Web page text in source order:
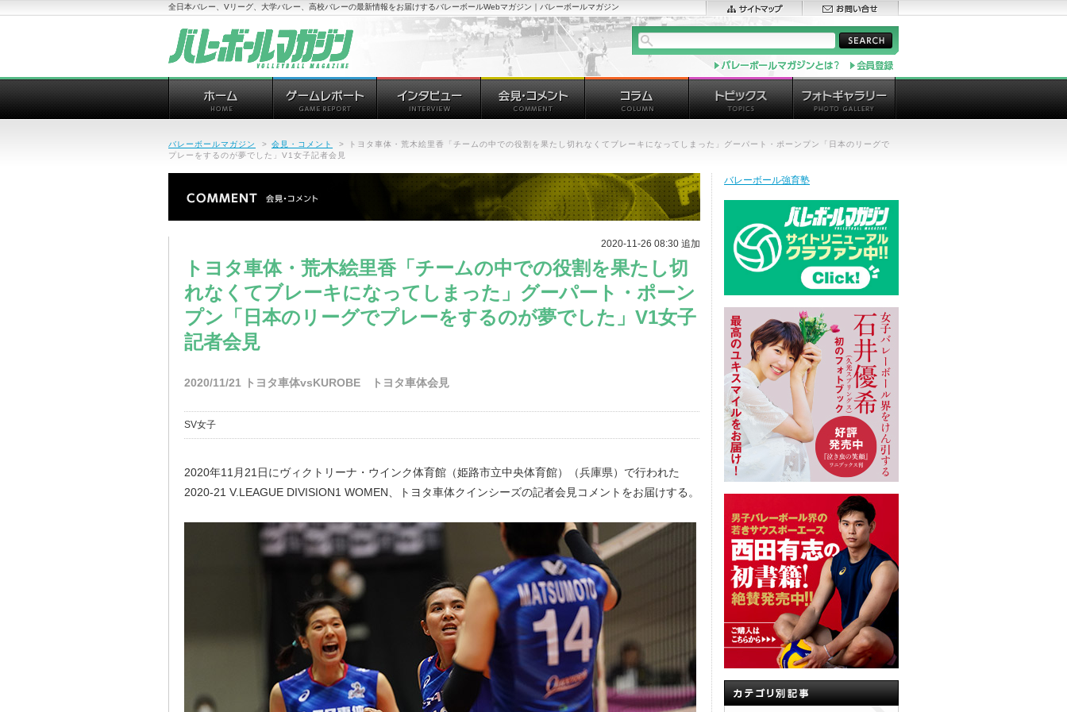
全日本バレー、Vリーグ、大学バレー、高校バレーの最新情報をお届けするバレーボールWebマガジン｜バレーボールマガジン
バレーボールマガジン > 会見・コメント >
トヨタ車体・荒木絵里香「チームの中での役割を果たし切れなくてブレーキになってしまった」グーパート・ポーンプン「日本のリーグで
プレーをするのが夢でした」V1女子記者会見
2020-11-26 08:30 追加
トヨタ車体・荒木絵里香「チームの中での役割を果たし切
れなくてブレーキになってしまった」グーパート・ポーン
プン「日本のリーグでプレーをするのが夢でした」V1女子
記者会見
2020/11/21 トヨタ車体vsKUROBE トヨタ車体会見
SV女子
2020年11月21日にヴィクトリーナ・ウインク体育館（姫路市立中央体育館）（兵庫県）で行われた
2020-21 V.LEAGUE DIVISION1 WOMEN、トヨタ車体クインシーズの記者会見コメントをお届けする。
バレーボール強育塾